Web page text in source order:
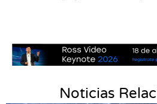
Noticias